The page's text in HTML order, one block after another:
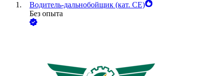
Водитель-дальнобойщик (кат. CE)
Без опыта